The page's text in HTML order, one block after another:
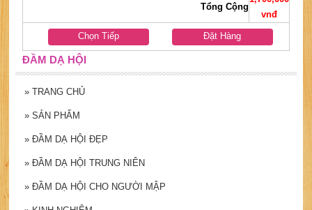
Tổng Cộng
vnđ
Đặt Hàng
Chọn Tiếp
ĐẦM DẠ HỘI
» TRANG CHỦ
» SẢN PHẨM
» ĐẦM DẠ HỘI ĐẸP
» ĐẦM DẠ HỘI TRUNG NIÊN
» ĐẦM DẠ HỘI CHO NGƯỜI MẬP